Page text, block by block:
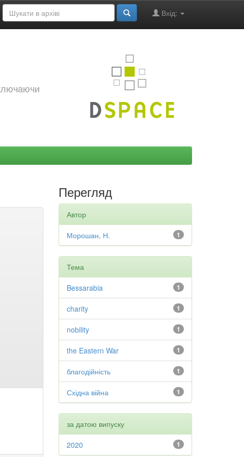
Вхід:
Перегляд
Автор
1
Морошан, Н.
Тема
1
Bessarabia
1
charity
1
nobility
1
the Eastern War
1
благодійність
1
Східна війна
за датою випуску
1
2020